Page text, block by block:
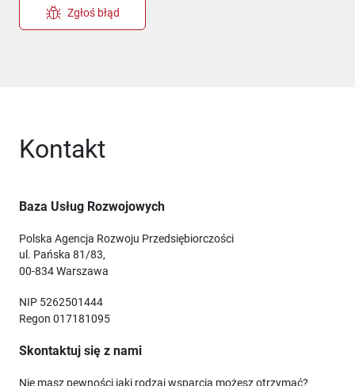
Zgłoś błąd
Kontakt
Baza Usług Rozwojowych
Polska Agencja Rozwoju Przedsiębiorczości
ul. Pańska 81/83,
00-834 Warszawa
NIP 5262501444
Regon 017181095
Skontaktuj się z nami
Nie masz pewności jaki rodzaj wsparcia możesz otrzymać?